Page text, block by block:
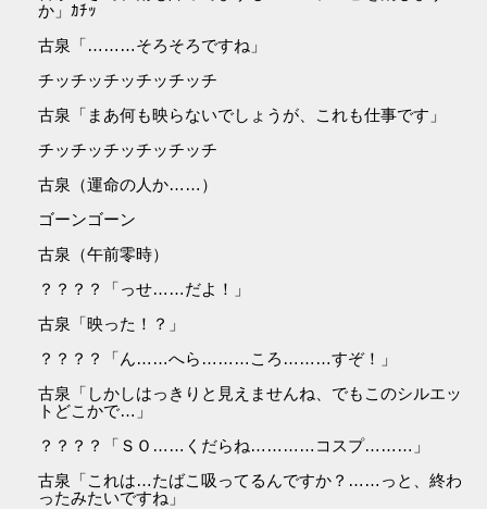
か」ｶﾁｯ
古泉「………そろそろですね」
チッチッチッチッチッチ
古泉「まあ何も映らないでしょうが、これも仕事です」
チッチッチッチッチッチ
古泉（運命の人か……）
ゴーンゴーン
古泉（午前零時）
？？？？「っせ……だよ！」
古泉「映った！？」
？？？？「ん……へら………ころ………すぞ！」
古泉「しかしはっきりと見えませんね、でもこのシルエッ
トどこかで…」
？？？？「ＳＯ……くだらね…………コスプ………」
古泉「これは…たばこ吸ってるんですか？……っと、終わ
ったみたいですね」